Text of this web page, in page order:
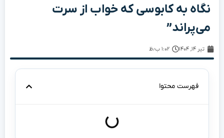
نگاه به کابوسی که خواب از سرت
می‌پراند”
تیر ۱۴, ۱۴۰۴ ۱:۰۲ ب٫ظ
فهرست محتوا